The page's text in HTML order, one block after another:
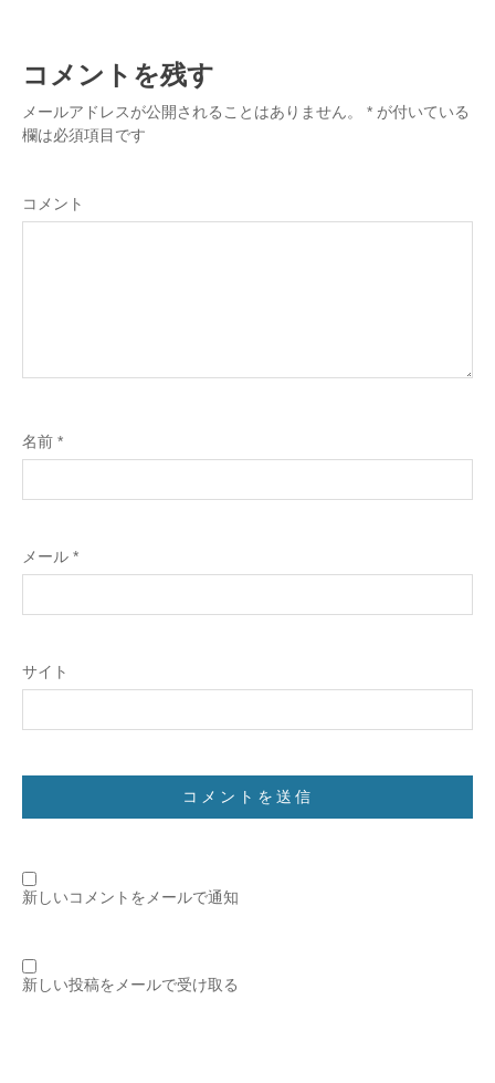
コメントを残す
メールアドレスが公開されることはありません。 * が付いている
欄は必須項目です
コメント
名前 *
メール *
サイト
新しいコメントをメールで通知
新しい投稿をメールで受け取る